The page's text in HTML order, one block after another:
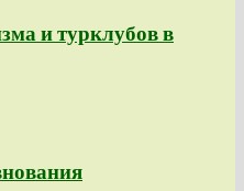
и турклубов в